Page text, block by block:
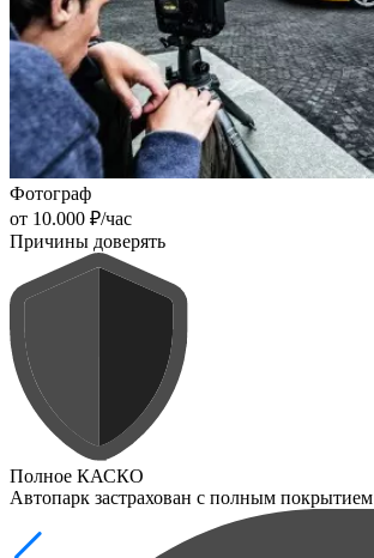
Фотограф
от 10.000 ₽/час
Причины доверять
Полное КАСКО
Автопарк застрахован с полным покрытием